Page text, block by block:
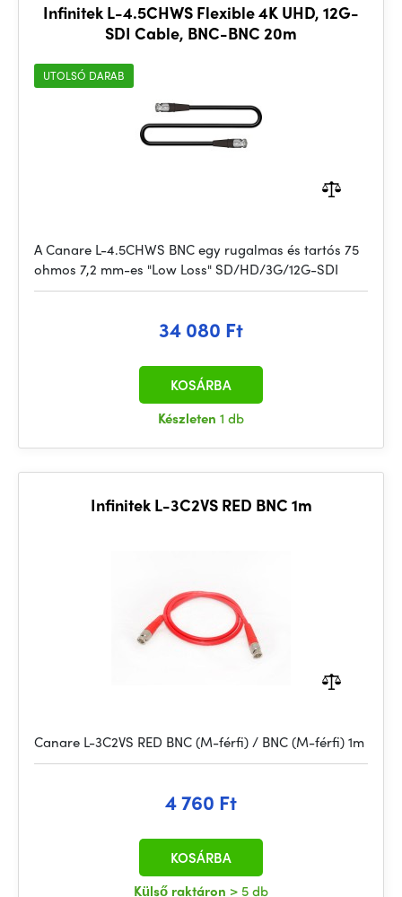
Infinitek L-4.5CHWS Flexible 4K UHD, 12G-
SDI Cable, BNC-BNC 20m
UTOLSÓ DARAB
A Canare L-4.5CHWS BNC egy rugalmas és tartós 75
ohmos 7,2 mm-es "Low Loss" SD/HD/3G/12G-SDI
34 080 Ft
Készleten 1 db
KOSÁRBA
Infinitek L-3C2VS RED BNC 1m
Canare L-3C2VS RED BNC (M-férfi) / BNC (M-férfi) 1m
4 760 Ft
Külső raktáron > 5 db
KOSÁRBA